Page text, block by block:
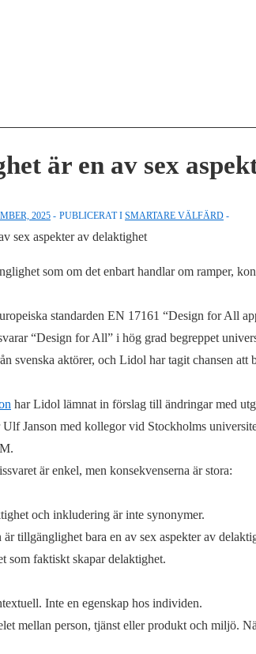
är en av sex
2025 PUBLICERAT I SMARTARE VÄLFÄRD
som om det enbart handlar om ramper,
standarden EN 17161 “Design for All
“Design for All” i hög grad begreppet
svenska aktörer, och Lidol har tagit chansen att
har Lidol lämnat in förslag till ändringar med
Ulf Janson med kollegor vid Stockholms
är enkel, men konsekvenserna är stora:
och inkludering är inte synonymer.
tillgänglighet bara en av sex aspekter av
som faktiskt skapar delaktighet.
Inte en egenskap hos individen.
mellan person, tjänst eller produkt och miljö.